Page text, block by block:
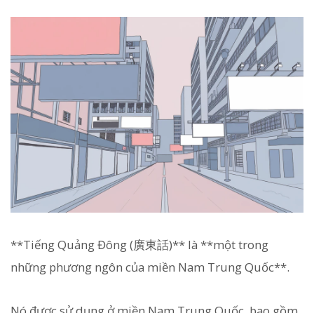
**Tiếng Quảng Đông (廣東話)** là **một trong
những phương ngôn của miền Nam Trung Quốc**.